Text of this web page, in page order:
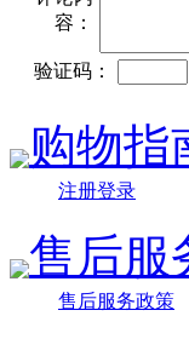
容：
验证码：
购物指
注册登录
售后服
售后服务政策